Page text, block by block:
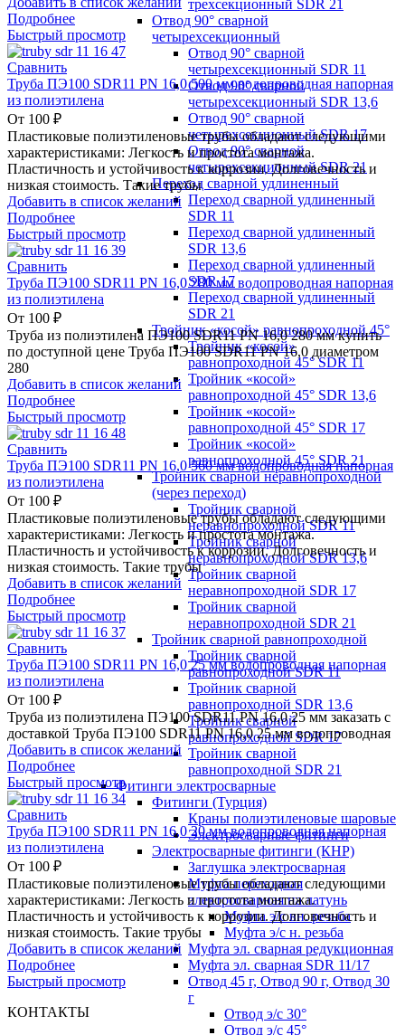
трехсекционный SDR 21
Отвод 90° сварной
четырехсекционный
Отвод 90° сварной
четырехсекционный SDR 11
Отвод 90° сварной
четырехсекционный SDR 13,6
Отвод 90° сварной
четырехсекционный SDR 17
Отвод 90° сварной
четырехсекционный SDR 21
Переход сварной удлиненный
Переход сварной удлиненный
SDR 11
Переход сварной удлиненный
SDR 13,6
Переход сварной удлиненный
SDR 17
Переход сварной удлиненный
SDR 21
Тройник «косой» равнопроходной 45°
Тройник «косой»
равнопроходной 45° SDR 11
Тройник «косой»
равнопроходной 45° SDR 13,6
Тройник «косой»
равнопроходной 45° SDR 17
Тройник «косой»
равнопроходной 45° SDR 21
Тройник сварной неравнопроходной
(через переход)
Тройник сварной
неравнопроходной SDR 11
Тройник сварной
неравнопроходной SDR 13,6
Тройник сварной
неравнопроходной SDR 17
Тройник сварной
неравнопроходной SDR 21
Тройник сварной равнопроходной
Тройник сварной
равнопроходной SDR 11
Тройник сварной
равнопроходной SDR 13,6
Тройник сварной
равнопроходной SDR 17
Тройник сварной
равнопроходной SDR 21
Фитинги электросварные
Фитинги (Турция)
Краны полиэтиленовые шаровые
Электросварные фитинги
Электросварные фитинги (КНР)
Заглушка электросварная
Муфта переходная
электросварная на латунь
Муфта э/с вн. резьба
Муфта э/с н. резьба
Муфта эл. cварная редукционная
Муфта эл. сварная SDR 11/17
Отвод 45 г, Отвод 90 г, Отвод 30
г
Отвод э/с 30°
Отвод э/с 45°
Подробнее
Быстрый просмотр
Сравнить
Труба ПЭ100 SDR11 PN 16,0 500 мм водопроводная напорная
из полиэтилена
От 100 ₽
Пластиковые полиэтиленовые трубы обладают следующими
характеристиками: Легкость и простота монтажа.
Пластичность и устойчивость к коррозии. Долговечность и
низкая стоимость. Такие трубы
Добавить в список желаний
Подробнее
Быстрый просмотр
Сравнить
Труба ПЭ100 SDR11 PN 16,0 280 мм водопроводная напорная
из полиэтилена
От 100 ₽
Труба из полиэтилена ПЭ100 SDR11 PN 16,0 280 мм купить
по доступной цене Труба ПЭ100 SDR11 PN 16,0 диаметром
280
Добавить в список желаний
Подробнее
Быстрый просмотр
Сравнить
Труба ПЭ100 SDR11 PN 16,0 560 мм водопроводная напорная
из полиэтилена
От 100 ₽
Пластиковые полиэтиленовые трубы обладают следующими
характеристиками: Легкость и простота монтажа.
Пластичность и устойчивость к коррозии. Долговечность и
низкая стоимость. Такие трубы
Добавить в список желаний
Подробнее
Быстрый просмотр
Сравнить
Труба ПЭ100 SDR11 PN 16,0 25 мм водопроводная напорная
из полиэтилена
От 100 ₽
Труба из полиэтилена ПЭ100 SDR11 PN 16,0 25 мм заказать с
доставкой Труба ПЭ100 SDR11 PN 16,0 25 мм водопроводная
Добавить в список желаний
Подробнее
Быстрый просмотр
Сравнить
Труба ПЭ100 SDR11 PN 16,0 20 мм водопроводная напорная
из полиэтилена
От 100 ₽
Пластиковые полиэтиленовые трубы обладают следующими
характеристиками: Легкость и простота монтажа.
Пластичность и устойчивость к коррозии. Долговечность и
низкая стоимость. Такие трубы
Добавить в список желаний
Подробнее
Быстрый просмотр
КОНТАКТЫ